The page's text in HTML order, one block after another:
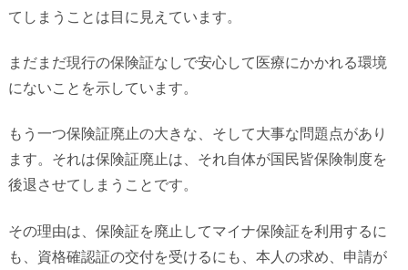
てしまうことは目に見えています。
まだまだ現行の保険証なしで安心して医療にかかれる環境
にないことを示しています。
もう一つ保険証廃止の大きな、そして大事な問題点があり
ます。それは保険証廃止は、それ自体が国民皆保険制度を
後退させてしまうことです。
その理由は、保険証を廃止してマイナ保険証を利用するに
も、資格確認証の交付を受けるにも、本人の求め、申請が